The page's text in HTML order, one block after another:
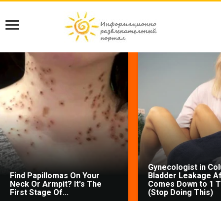
Find Papillomas On Your
Neck Or Armpit? It's The
First Stage Of...
Gynecologist in
Bladder Leakage
Comes Down to 1
(Stop Doing This)